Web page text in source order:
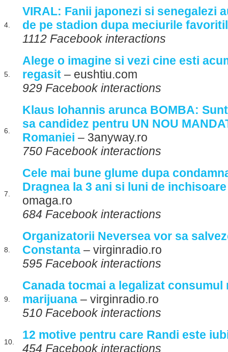
4.
VIRAL: Fanii japonezi si senegalezi
de pe stadion dupa meciurile
1112 Facebook interactions
5.
Alege o imagine si vezi cine esti
regasit – eushtiu.com
929 Facebook interactions
6.
Klaus Iohannis arunca BOMBA: Sunt
sa candidez pentru UN NOU
Romaniei – 3anyway.ro
750 Facebook interactions
7.
Cele mai bune glume dupa
Dragnea la 3 ani si luni de
omaga.ro
684 Facebook interactions
8.
Organizatorii Neversea vor sa
Constanta – virginradio.ro
595 Facebook interactions
9.
Canada tocmai a legalizat consumul
marijuana – virginradio.ro
510 Facebook interactions
10.
12 motive pentru care Randi este
454 Facebook interactions